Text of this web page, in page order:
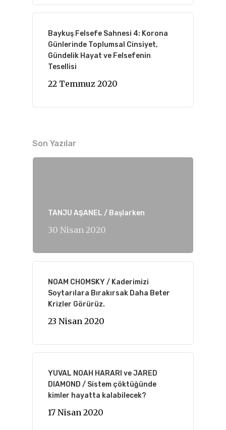
Baykuş Felsefe Sahnesi 4: Korona
Günlerinde Toplumsal Cinsiyet,
Gündelik Hayat ve Felsefenin
Tesellisi
22 Temmuz 2020
Son Yazılar
TANJU AŞANEL / Başlarken
30 Nisan 2020
NOAM CHOMSKY / Kaderimizi
Soytarılara Bırakırsak Daha Beter
Krizler Görürüz.
23 Nisan 2020
YUVAL NOAH HARARI ve JARED
DIAMOND / Sistem çöktüğünde
kimler hayatta kalabilecek?
17 Nisan 2020